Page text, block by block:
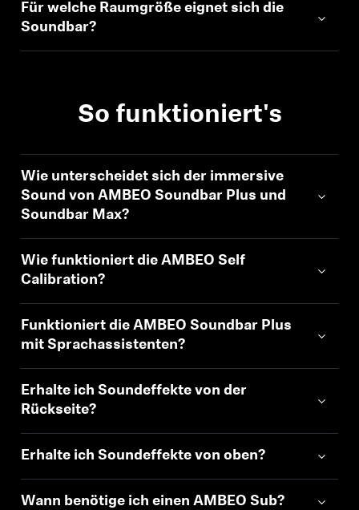
Professionell
Für welche Raumgröße eignet sich die
Soundbar?
So funktioniert's
Wie unterscheidet sich der immersive
Sound von AMBEO Soundbar Plus und
Soundbar Max?
Wie funktioniert die AMBEO Self
Calibration?
Funktioniert die AMBEO Soundbar Plus
mit Sprachassistenten?
Erhalte ich Soundeffekte von der
Rückseite?
Erhalte ich Soundeffekte von oben?
Wann benötige ich einen AMBEO Sub?
Anmeldung erforderlich
Melden Sie sich bei Ihrem Konto an, um
Produkte zu Ihrer Wunschliste hinzuzufügen und
Ihre zuvor gespeicherten Artikel anzuzeigen.
Login